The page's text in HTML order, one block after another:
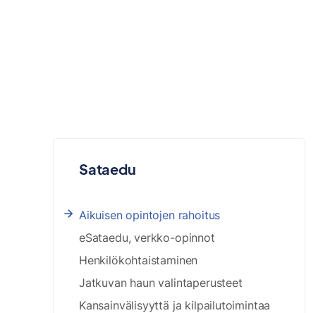
Sataedu
Aikuisen opintojen rahoitus
eSataedu, verkko-opinnot
Henkilökohtaistaminen
Jatkuvan haun valintaperusteet
Kansainvälisyyttä ja kilpailutoimintaa